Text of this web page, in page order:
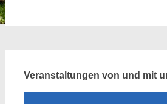
Veranstaltungen von und mit